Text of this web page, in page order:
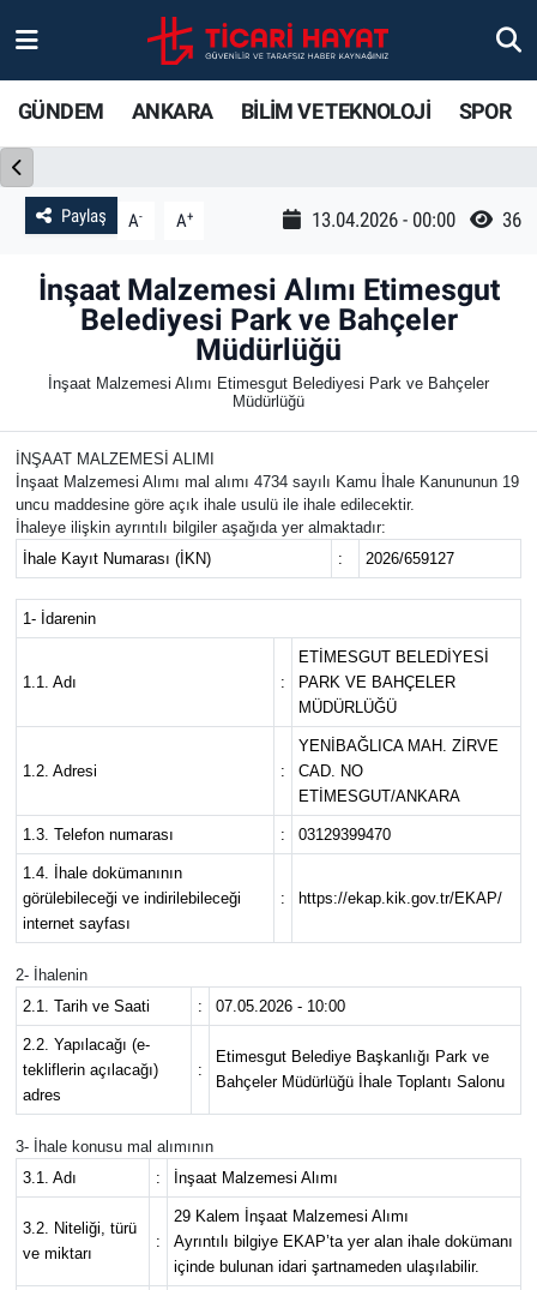
GÜNDEM ANKARA BİLİM VE TEKNOLOJİ SPOR
Paylaş A- A+ 13.04.2026 - 00:00 36
İnşaat Malzemesi Alımı Etimesgut
Belediyesi Park ve Bahçeler
Müdürlüğü
İnşaat Malzemesi Alımı Etimesgut Belediyesi Park ve Bahçeler
Müdürlüğü
İNŞAAT MALZEMESİ ALIMI
İnşaat Malzemesi Alımı mal alımı 4734 sayılı Kamu İhale Kanununun 19
uncu maddesine göre açık ihale usulü ile ihale edilecektir.
İhaleye ilişkin ayrıntılı bilgiler aşağıda yer almaktadır:
İhale Kayıt Numarası (İKN)
: 2026/659127
1- İdarenin
1.1. Adı :
ETİMESGUT BELEDİYESİ
PARK VE BAHÇELER
MÜDÜRLÜĞÜ
1.2. Adresi :
YENİBAĞLICA MAH. ZİRVE
CAD. NO
ETİMESGUT/ANKARA
1.3. Telefon numarası : 03129399470
1.4. İhale dokümanının
görülebileceği ve indirilebileceği
internet sayfası
: https://ekap.kik.gov.tr/EKAP/
2- İhalenin
2.1. Tarih ve Saati
: 07.05.2026 - 10:00
2.2. Yapılacağı (e-
tekliflerin açılacağı)
adres
:
Etimesgut Belediye Başkanlığı Park ve
Bahçeler Müdürlüğü İhale Toplantı Salonu
3- İhale konusu mal alımının
3.1. Adı
: İnşaat Malzemesi Alımı
3.2. Niteliği, türü
ve miktarı
:
29 Kalem İnşaat Malzemesi Alımı
Ayrıntılı bilgiye EKAP’ta yer alan ihale dokümanı
içinde bulunan idari şartnameden ulaşılabilir.
Ankara
Bilim ve Teknoloji
Ticari Hayat
Yaşam
Resmi İlanlar
Ankara Hava Durumu
Ankara Trafik Yoğunluk Haritası
Süper Lig Puan Durumu ve Fikstür
Tüm Manşetler
Son Dakika Haberleri
Haber Arşivi